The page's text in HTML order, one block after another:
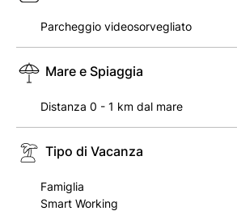
Parcheggio videosorvegliato
Mare e Spiaggia
Distanza 0 - 1 km dal mare
Tipo di Vacanza
Famiglia
Smart Working